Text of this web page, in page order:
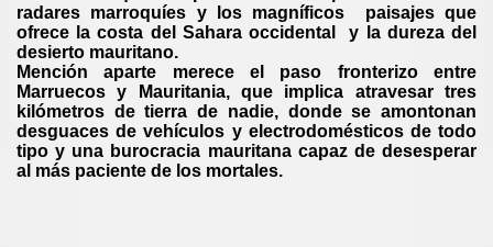
radares marroquíes y los magníficos paisajes que
ofrece la costa del Sahara occidental y la dureza del
desierto mauritano.
Mención aparte merece el paso fronterizo entre
Marruecos y Mauritania, que implica atravesar tres
kilómetros de tierra de nadie, donde se amontonan
desguaces de vehículos y electrodomésticos de todo
tipo y una burocracia mauritana capaz de desesperar
al más paciente de los mortales.